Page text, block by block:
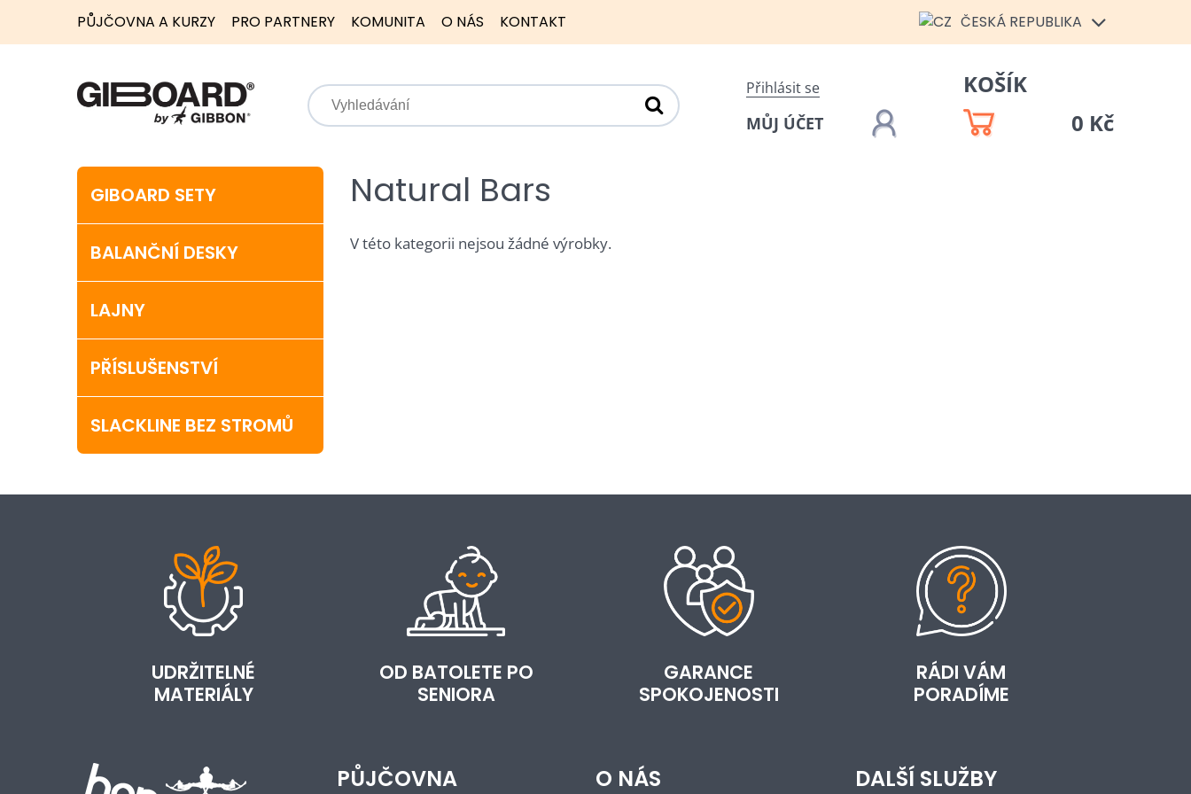
PŮJČOVNA A KURZY PRO PARTNERY KOMUNITA O NÁS KONTAKT ČESKÁ REPUBLIKA
Přihlásit se
MŮJ ÚČET
KOŠÍK
0 Kč
GIBOARD SETY
BALANČNÍ DESKY
LAJNY
PŘÍSLUŠENSTVÍ
SLACKLINE BEZ STROMŮ
Natural Bars
V této kategorii nejsou žádné výrobky.
UDRŽITELNÉ
MATERIÁLY
OD BATOLETE PO
SENIORA
GARANCE
SPOKOJENOSTI
RÁDI VÁM
PORADÍME
PŮJČOVNA O NÁS DALŠÍ SLUŽBY